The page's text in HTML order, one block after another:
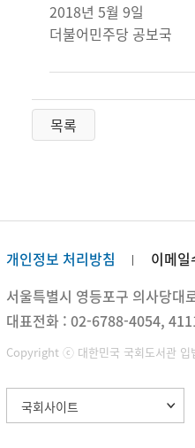
2018년 5월 9일
더불어민주당 공보국
목록
개인정보 처리방침
이메
서울특별시 영등포구 의사당
대표전화 : 02-6788-4054,
Copyright ⓒ 대한민국 국회도서관
국회사이트